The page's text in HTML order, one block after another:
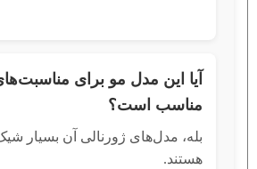
آیا این مدل مو برای
مناسب است؟
بله، مدل‌های ژورنالی آن بسیار
هستند.